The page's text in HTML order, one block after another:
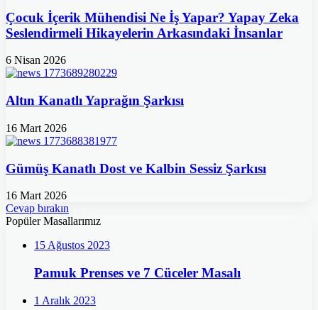
Çocuk İçerik Mühendisi Ne İş Yapar? Yapay Zeka
Seslendirmeli Hikayelerin Arkasındaki İnsanlar
6 Nisan 2026
Altın Kanatlı Yaprağın Şarkısı
16 Mart 2026
Gümüş Kanatlı Dost ve Kalbin Sessiz Şarkısı
16 Mart 2026
Cevap bırakın
Popüler Masallarımız
15 Ağustos 2023
Pamuk Prenses ve 7 Cüceler Masalı
1 Aralık 2023